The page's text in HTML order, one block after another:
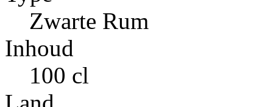
Zwarte Rum
Inhoud
100 cl